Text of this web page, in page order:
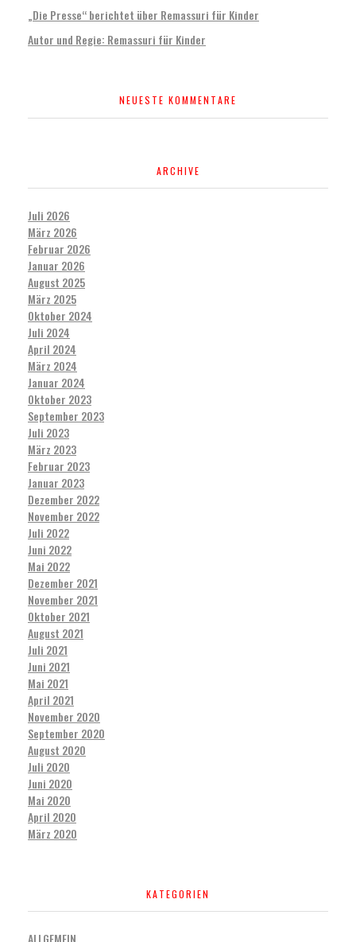
„Die Presse“ berichtet über Remassuri für Kinder
Autor und Regie: Remassuri für Kinder
NEUESTE KOMMENTARE
ARCHIVE
Juli 2026
März 2026
Februar 2026
Januar 2026
August 2025
März 2025
Oktober 2024
Juli 2024
April 2024
März 2024
Januar 2024
Oktober 2023
September 2023
Juli 2023
März 2023
Februar 2023
Januar 2023
Dezember 2022
November 2022
Juli 2022
Juni 2022
Mai 2022
Dezember 2021
November 2021
Oktober 2021
August 2021
Juli 2021
Juni 2021
Mai 2021
April 2021
November 2020
September 2020
August 2020
Juli 2020
Juni 2020
Mai 2020
April 2020
März 2020
KATEGORIEN
ALLGEMEIN